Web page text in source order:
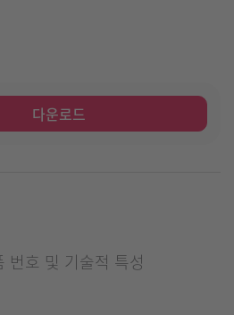
다운로드
번호 및 기술적 특성